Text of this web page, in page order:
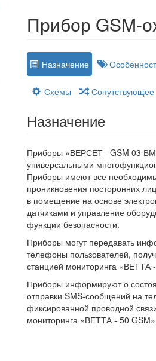
Прибор GSM-
Назначение
Схемы Сопутствующее
Назначение
Приборы «ВЕРСЕТ– GSM 03
универсальными
Приборы имеют все
проникновения посторонних
в помещение на основе
датчиками и управление
функции безопасности.
Приборы могут передавать
телефоны пользователей,
станцией мониторинга «ВЕТТА
Приборы информируют о
отправки SMS-сообщений на
фиксированной проводной
мониторинга «ВЕТТА - 50